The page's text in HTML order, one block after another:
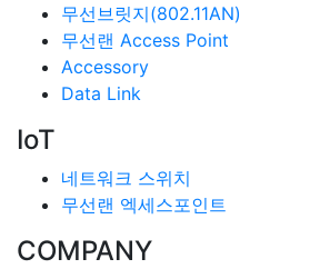
무선브릿지(802.11AN)
무선랜 Access Point
Accessory
Data Link
IoT
네트워크 스위치
무선랜 엑세스포인트
COMPANY